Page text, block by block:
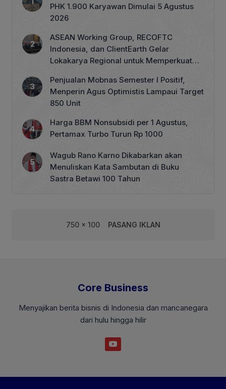
PHK 1.900 Karyawan Dimulai 5 Agustus
2026
ASEAN Working Group, RECOFTC
Indonesia, dan ClientEarth Gelar
Lokakarya Regional untuk Memperkuat
Penjualan Mobnas Semester I Positif,
Menperin Agus Optimistis Lampaui Target
850 Unit
Harga BBM Nonsubsidi per 1 Agustus,
Pertamax Turbo Turun Rp 1000
Wagub Rano Karno Dikabarkan akan
Menuliskan Kata Sambutan di Buku
Sastra Betawi 100 Tahun
750 x 100 PASANG IKLAN
Core Business
Menyajikan berita bisnis di Indonesia dan mancanegara
dari hulu hingga hilir